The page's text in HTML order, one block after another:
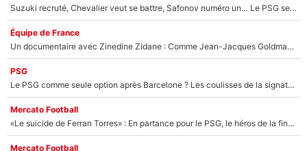
Suzuki recruté, Chevalier veut se battre, Safonov numéro un… Le PSG se lance encore dans un gros chantier pour le poste de gardien de but
Équipe de France
Un documentaire avec Zinedine Zidane : Comme Jean-Jacques Goldman et Mylène Farmer, le nouveau sélectionneur de l'équipe de France a recalé une journaliste très connue
PSG
Le PSG comme seule option après Barcelone ? Les coulisses de la signature historique de Lionel Messi sont révélées au grand jour !
Mercato Football
«Le suicide de Ferran Torres» : En partance pour le PSG, le héros de la finale de la Coupe du monde s'attire les foudres de la presse espagnole !
Mercato Football